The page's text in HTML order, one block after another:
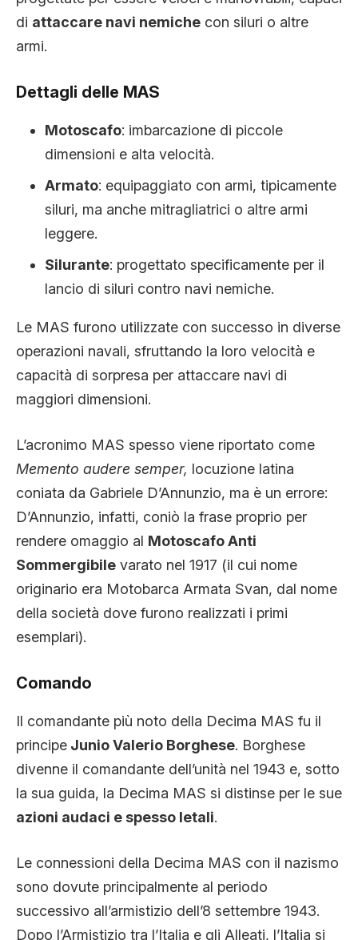
di attaccare navi nemiche con siluri o altre
armi.
Dettagli delle MAS
Motoscafo: imbarcazione di piccole
dimensioni e alta velocità.
Armato: equipaggiato con armi, tipicamente
siluri, ma anche mitragliatrici o altre armi
leggere.
Silurante: progettato specificamente per il
lancio di siluri contro navi nemiche.
Le MAS furono utilizzate con successo in diverse
operazioni navali, sfruttando la loro velocità e
capacità di sorpresa per attaccare navi di
maggiori dimensioni.
L’acronimo MAS spesso viene riportato come
Memento audere semper, locuzione latina
coniata da Gabriele D’Annunzio, ma è un errore:
D’Annunzio, infatti, coniò la frase proprio per
rendere omaggio al Motoscafo Anti
Sommergibile varato nel 1917 (il cui nome
originario era Motobarca Armata Svan, dal nome
della società dove furono realizzati i primi
esemplari).
Comando
Il comandante più noto della Decima MAS fu il
principe Junio Valerio Borghese. Borghese
divenne il comandante dell’unità nel 1943 e, sotto
la sua guida, la Decima MAS si distinse per le sue
azioni audaci e spesso letali.
Le connessioni della Decima MAS con il nazismo
sono dovute principalmente al periodo
successivo all’armistizio dell’8 settembre 1943.
Dopo l’Armistizio tra l’Italia e gli Alleati, l’Italia si